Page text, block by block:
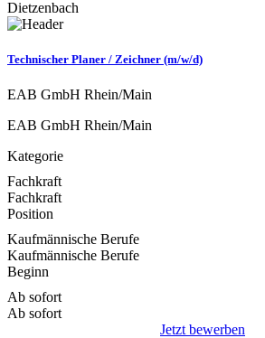
Dietzenbach
Technischer Planer / Zeichner (m/w/d)
EAB GmbH Rhein/Main
EAB GmbH Rhein/Main
Kategorie
Fachkraft
Fachkraft
Position
Kaufmännische Berufe
Kaufmännische Berufe
Beginn
Ab sofort
Ab sofort
Jetzt bewerben